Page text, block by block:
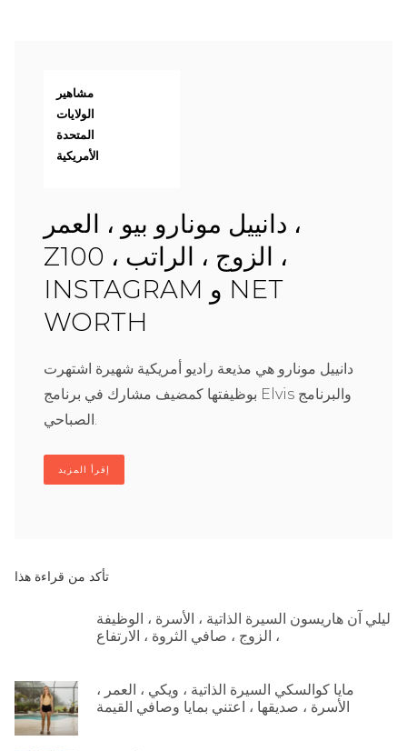
مشاهير
الولايات
المتحدة
الأمريكية
دانييل مونارو بيو ، العمر ،
Z100 ، الزوج ، الراتب ،
INSTAGRAM و NET
WORTH
دانييل مونارو هي مذيعة راديو أمريكية شهيرة اشتهرت
بوظيفتها كمضيف مشارك في برنامج Elvis والبرنامج
الصباحي.
إقرأ المزيد
تأكد من قراءة هذا
ليلي آن هاريسون السيرة الذاتية ، الأسرة ، الوظيفة
، الزوج ، صافي الثروة ، الارتفاع
مايا كوالسكي السيرة الذاتية ، ويكي ، العمر ،
الأسرة ، صديقها ، اعتني بمايا وصافي القيمة